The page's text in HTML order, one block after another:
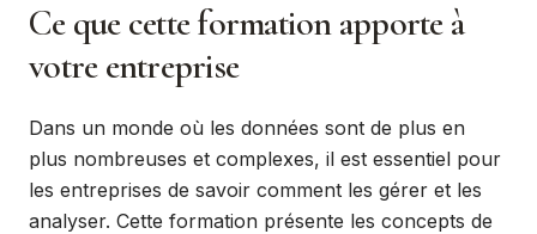
Ce que cette formation apporte à
votre entreprise
Dans un monde où les données sont de plus en
plus nombreuses et complexes, il est essentiel pour
les entreprises de savoir comment les gérer et les
analyser. Cette formation présente les concepts de